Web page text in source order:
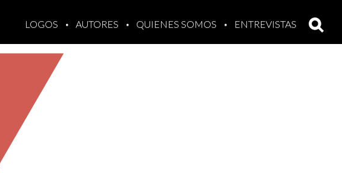
LOGOS AUTORES QUIENES SOMOS ENTREVISTAS